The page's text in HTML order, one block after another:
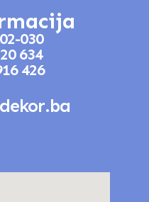
030
634
426